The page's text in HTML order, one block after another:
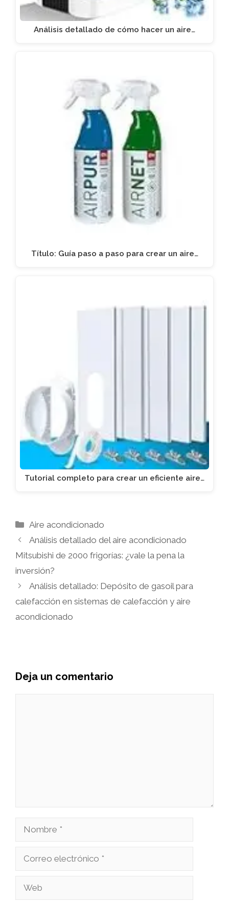
Análisis detallado de cómo hacer un aire…
Título: Guía paso a paso para crear un aire…
Tutorial completo para crear un eficiente aire…
Categorías
Aire acondicionado
Análisis detallado del aire acondicionado
Mitsubishi de 2000 frigorías: ¿vale la pena la
inversión?
Análisis detallado: Depósito de gasoil para
calefacción en sistemas de calefacción y aire
acondicionado
Deja un comentario
Nombre
Correo
Web